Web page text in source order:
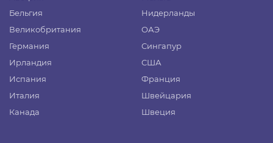
Бельгия
Великобритания
Германия
Ирландия
Испания
Италия
Канада
Нидерланды
ОАЭ
Сингапур
США
Франция
Швейцария
Швеция